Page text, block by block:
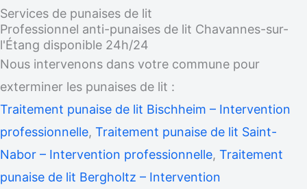
Services de punaises de lit
Professionnel anti-punaises de lit Chavannes-sur-
l'Étang disponible 24h/24
Nous intervenons dans votre commune pour
exterminer les punaises de lit :
Traitement punaise de lit Bischheim – Intervention
professionnelle, Traitement punaise de lit Saint-
Nabor – Intervention professionnelle, Traitement
punaise de lit Bergholtz – Intervention